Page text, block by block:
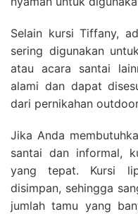
Selain kursi Tiffany,
sering digunakan
atau acara santai
alami dan dapat
dari pernikahan
Jika Anda
santai dan informal,
yang tepat. Kursi
disimpan, sehingga
jumlah tamu yang